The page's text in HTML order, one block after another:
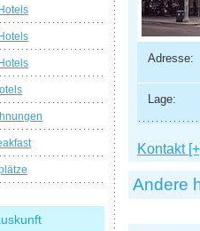
Adresse:
Lage:
Kontakt
Andere